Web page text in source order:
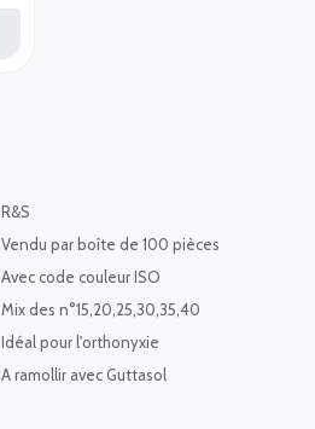
R&S
Vendu par boîte de 100 pièces
Avec code couleur ISO
Mix des n°15,20,25,30,35,40
Idéal pour l'orthonyxie
A ramollir avec Guttasol